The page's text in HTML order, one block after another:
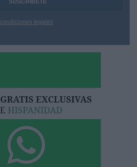
condiciones legales